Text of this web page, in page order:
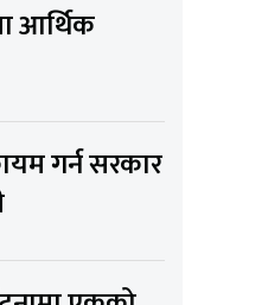
आर्थिक
गर्न सरकार